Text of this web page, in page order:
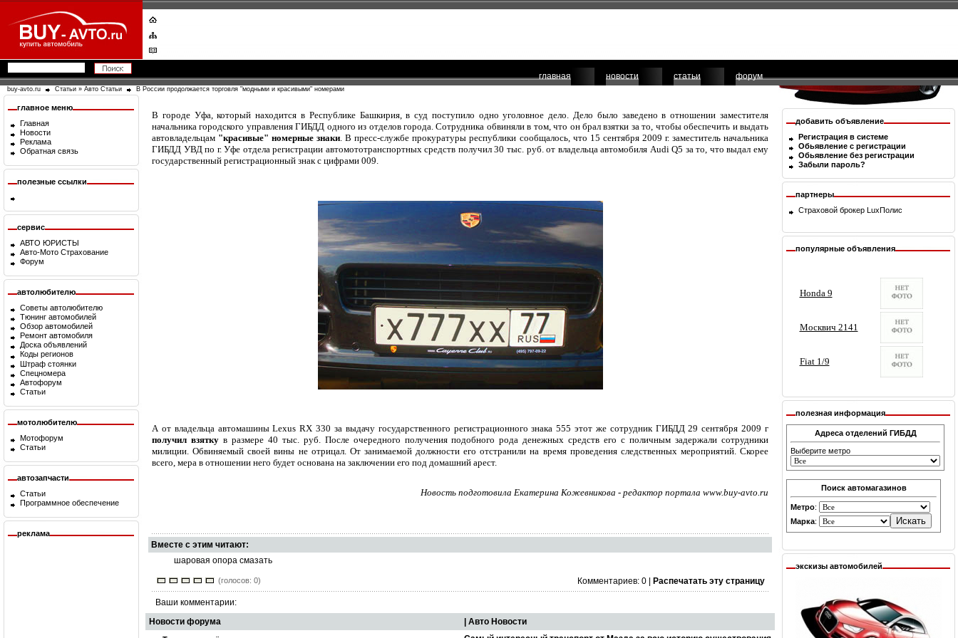
главная новости статьи форум
buy-avto.ru Статьи » Авто Статьи В России продолжается торговля "модными и красивыми" номерами
главное меню
Главная
Новости
Реклама
Обратная связь
полезные ссылки
сервис
АВТО ЮРИСТЫ
Авто-Мото Страхование
Форум
автолюбителю
Советы автолюбителю
Тюнинг автомобилей
Обзор автомобилей
Ремонт автомобиля
Доска объявлений
Коды регионов
Штраф стоянки
Спецномера
Автофорум
Статьи
мотолюбителю
Мотофорум
Статьи
автозапчасти
Статьи
Программное обеспечение
реклама
В городе Уфа, который находится в Республике Башкирия, в суд поступило одно уголовное дело. Дело было заведено в отношении заместителя
начальника городского управления ГИБДД одного из отделов города. Сотрудника обвиняли в том, что он брал взятки за то, чтобы обеспечить и выдать
автовладельцам "красивые" номерные знаки. В пресс-службе прокуратуры республики сообщалось, что 15 сентября 2009 г. заместитель начальника
ГИБДД УВД по г. Уфе отдела регистрации автомототранспортных средств получил 30 тыс. руб. от владельца автомобиля Audi Q5 за то, что выдал ему
государственный регистрационный знак с цифрами 009.
А от владельца автомашины Lexus RX 330 за выдачу государственного регистрационного знака 555 этот же сотрудник ГИБДД 29 сентября 2009 г
получил взяткув размере 40 тыс. руб. После очередного получения подобного рода денежных средств его с поличным задержали сотрудники
милиции. Обвиняемый своей вины не отрицал. От занимаемой должности его отстранили на время проведения следственных мероприятий. Скорее
всего, мера в отношении него будет основана на заключении его под домашний арест.
Новость подготовила Екатерина Кожевникова - редактор портала www.buy-avto.ru
Вместе с этим читают:
шаровая опора смазать
(голосов: 0) Комментариев: 0 | Распечатать эту страницу
Ваши комментарии:
Новости форума
| Авто Новости
добавить объявление
Регистрация в системе
Обьявление с регистрации
Обьявление без регистрации
Забыли пароль?
партнеры
Страховой брокер LuxПолис
популярные объявления
полезная информация
Адреса отделений ГИБДД
Выберите метро
Поиск автомагазинов
Метро:
Марка:
экскизы автомобилей